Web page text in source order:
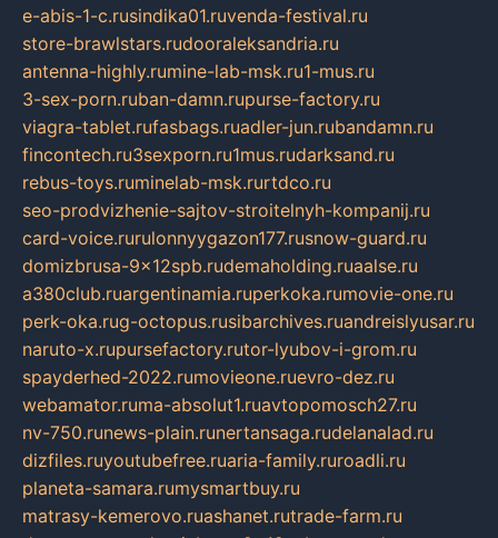
e-abis-1-c.rusindika01.ruvenda-festival.ru
store-brawlstars.rudooraleksandria.ru
antenna-highly.rumine-lab-msk.ru1-mus.ru
3-sex-porn.ruban-damn.rupurse-factory.ru
viagra-tablet.rufasbags.ruadler-jun.rubandamn.ru
fincontech.ru3sexporn.ru1mus.rudarksand.ru
rebus-toys.ruminelab-msk.rurtdco.ru
seo-prodvizhenie-sajtov-stroitelnyh-kompanij.ru
card-voice.rurulonnyygazon177.rusnow-guard.ru
domizbrusa-9x12spb.rudemaholding.ruaalse.ru
a380club.ruargentinamia.ruperkoka.rumovie-one.ru
perk-oka.rug-octopus.rusibarchives.ruandreislyusar.ru
naruto-x.rupursefactory.rutor-lyubov-i-grom.ru
spayderhed-2022.rumovieone.ruevro-dez.ru
webamator.ruma-absolut1.ruavtopomosch27.ru
nv-750.runews-plain.runertansaga.rudelanalad.ru
dizfiles.ruyoutubefree.ruaria-family.ruroadli.ru
planeta-samara.rumysmartbuy.ru
matrasy-kemerovo.ruashanet.rutrade-farm.ru